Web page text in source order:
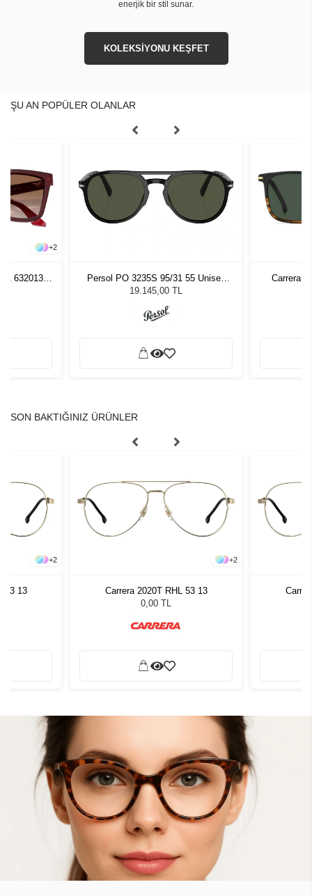
enerjik bir stil sunar.
KOLEKSİYONU KEŞFET
ŞU AN POPÜLER OLANLAR
+2
632013
Persol PO 3235S 95/31 55 Unisex
Güneş Gözlüğü
19.145,00 TL
Carrera
SON BAKTIĞINIZ ÜRÜNLER
+2
53 13
+2
Carrera 2020T RHL 53 13
0,00 TL